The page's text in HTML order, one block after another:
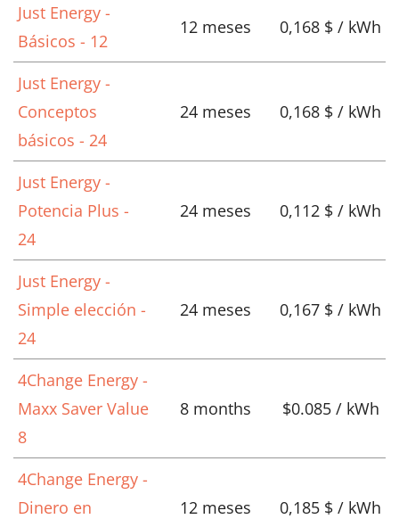
Just Energy -
Básicos - 12
12 meses 0,168 $ / kWh
Just Energy -
Conceptos
básicos - 24
24 meses 0,168 $ / kWh
Just Energy -
Potencia Plus -
24
24 meses 0,112 $ / kWh
Just Energy -
Simple elección -
24
24 meses 0,167 $ / kWh
4Change Energy -
Maxx Saver Value
8
8 months $0.085 / kWh
4Change Energy -
Dinero en
12 meses 0,185 $ / kWh